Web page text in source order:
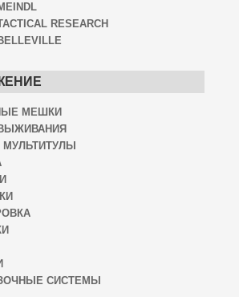
RESEARCH
МЕШКИ
СИСТЕМЫ